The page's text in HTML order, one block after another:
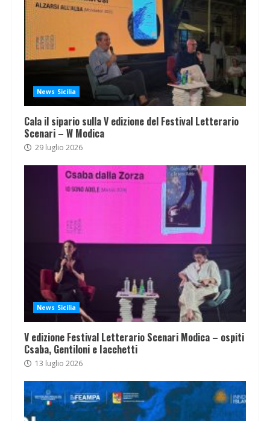
News Sicilia
Cala il sipario sulla V edizione del Festival Letterario
Scenari – W Modica
29 luglio 2026
News Sicilia
V edizione Festival Letterario Scenari Modica – ospiti
Csaba, Gentiloni e Iacchetti
13 luglio 2026